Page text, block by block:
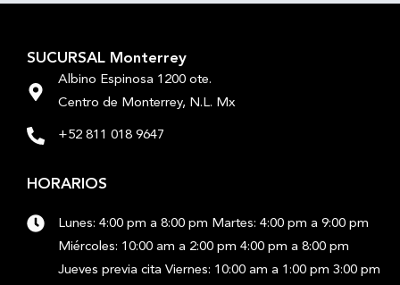
SUCURSAL Monterrey
Albino Espinosa 1200 ote.
Centro de Monterrey, N.L. Mx
+52 811 018 9647
HORARIOS
Lunes: 4:00 pm a 8:00 pm Martes: 4:00 pm a 9:00 pm
Miércoles: 10:00 am a 2:00 pm 4:00 pm a 8:00 pm
Jueves previa cita Viernes: 10:00 am a 1:00 pm 3:00 pm